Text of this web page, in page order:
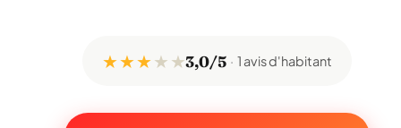
★ ★ ★★ ★3,0/5 1 avis d'habitant